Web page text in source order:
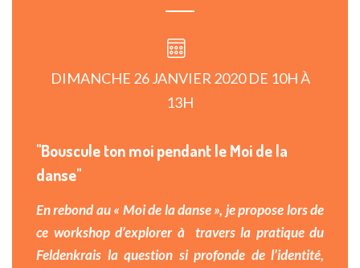
DIMANCHE 26 JANVIER 2020 DE 10H À
13H
"Bouscule ton moi pendant le Moi de la
danse"
En rebond au « Moi de la danse », je propose lors de
ce workshop d’explorer à travers la pratique du
Feldenkrais la question si profonde de l’identité,